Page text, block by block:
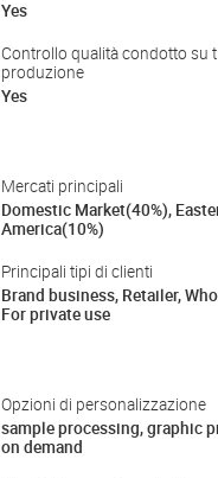
Yes
Controllo qualità condotto su
produzione
Yes
Mercati principali
Domestic Market(40%),
America(10%)
Principali tipi di clienti
Brand business, Retailer,
For private use
Opzioni di personalizzazione
sample processing, graphic
on demand